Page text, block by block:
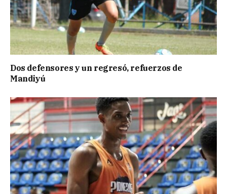
Dos defensores y un regresó, refuerzos de
Mandiyú